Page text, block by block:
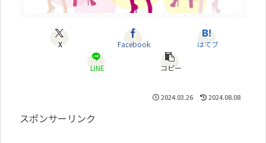
X Facebook はてブ
LINE コピー
2024.03.26 2024.08.08
スポンサーリンク